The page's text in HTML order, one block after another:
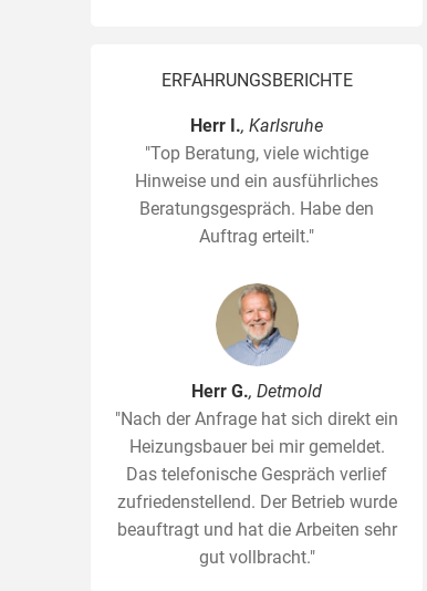
ERFAHRUNGSBERICHTE
Herr I., Karlsruhe
"Top Beratung, viele wichtige
Hinweise und ein ausführliches
Beratungsgespräch. Habe den
Auftrag erteilt."
Herr G., Detmold
"Nach der Anfrage hat sich direkt ein
Heizungsbauer bei mir gemeldet.
Das telefonische Gespräch verlief
zufriedenstellend. Der Betrieb wurde
beauftragt und hat die Arbeiten sehr
gut vollbracht."